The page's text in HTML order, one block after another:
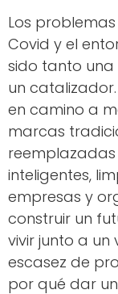
Los
Covid y el
sido tanto
un
en camino a
marcas
inteligentes,
empresas y
construir un
vivir junto a
escasez de
por qué dar